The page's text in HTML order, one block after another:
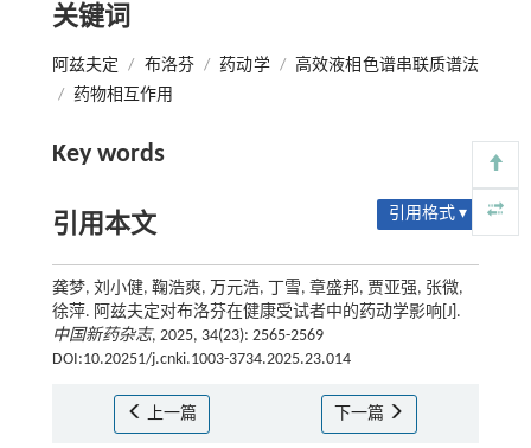
关键词
阿兹夫定 / 布洛芬 / 药动学 /
高效液相色谱串联质谱法
/
药物相互作用
Key words
引用本文 引用格式 ▾
龚梦, 刘小健, 鞠浩爽, 万元浩, 丁雪, 章盛邦, 贾亚强, 张微,
徐萍. 阿兹夫定对布洛芬在健康受试者中的药动学影响[J].
中国新药杂志, 2025, 34(23): 2565-2569
DOI:10.20251/j.cnki.1003-3734.2025.23.014
上一篇 下一篇